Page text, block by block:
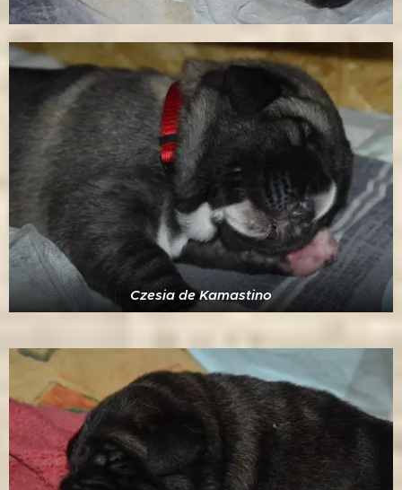
Czesia de Kamastino